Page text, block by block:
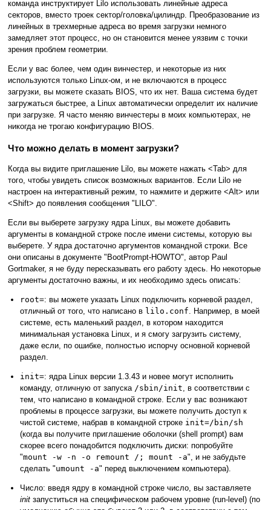
команда инструктирует Lilo использовать линейные адреса
секторов, вместо троек сектор/головка/цилиндр. Преобразование из
линейных в трехмерные адреса во время загрузки немного
замедляет этот процесс, но он становится менее уязвим с точки
зрения проблем геометрии.
Если у вас более, чем один винчестер, и некоторые из них
используются только Linux-ом, и не включаются в процесс
загрузки, вы можете сказать BIOS, что их нет. Ваша система будет
загружаться быстрее, а Linux автоматически определит их наличие
при загрузке. Я часто меняю винчестеры в моих компьютерах, не
никогда не трогаю конфигурацию BIOS.
Что можно делать в момент загрузки?
Когда вы видите приглашение Lilo, вы можете нажать <Tab> для
того, чтобы увидеть список возможных вариантов. Если Lilo не
настроен на интерактивный режим, то нажмите и держите <Alt> или
<Shift> до появления сообщения "LILO".
Если вы выберете загрузку ядра Linux, вы можете добавить
аргументы в командной строке после имени системы, которую вы
выберете. У ядра достаточно аргументов командной строки. Все
они описаны в документе "BootPrompt-HOWTO", автор Paul
Gortmaker, я не буду пересказывать его работу здесь. Но некоторые
аргументы достаточно важны, и их необходимо здесь описать:
root=: вы можете указать Linux подключить корневой раздел,
отличный от того, что написано в lilo.conf . Например, в моей
системе, есть маленький раздел, в котором находится
минимальная установка Linux, и я смогу загрузить систему,
даже если, по ошибке, полностью испорчу основной корневой
раздел.
init=: ядра Linux версии 1.3.43 и новее могут исполнить
команду, отличную от запуска /sbin/init , в соответствии с
тем, что написано в командной строке. Если у вас возникают
проблемы в процессе загрузки, вы можете получить доступ к
чистой системе, набрав в командной строке init=/bin/sh
(когда вы получите приглашение оболочки (shell prompt) вам
скорее всего понадобится подключить диски: попробуйте
"mount -w -n -o remount /; mount -a", и не забудьте
сделать "umount -a" перед выключением компьютера).
Число: введя ядру в командной строке число, вы заставляете
init запуститься на специфическом рабочем уровне (run-level) (по